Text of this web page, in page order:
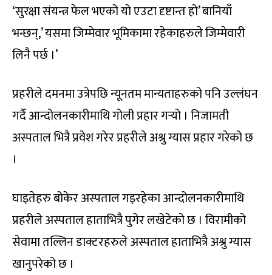
‘सुरक्षा संयन्त्र फेल भएको यो एउटा दृष्टान्त हो’ बानियाँ
भन्छन्,’ यसमा जिम्मेवार भूमिकामा रहेकाहरुले जिम्मेवारी
लिनै पर्छ ।’
प्रहरीले दमनमा उत्रेपछि न्यूनतम मान्यताहरुको पनि उल्लंघन
गर्दै आन्दोलनकारीमाथि गोली प्रहार गर्‍यो । निजामती
अस्पताल भित्रै प्रवेश गरेर प्रहरीले अश्रु ग्यास प्रहार गरेको छ
।
घाइतेहरु बोकेर अस्पताल गइरहेका आन्दोलनकारीमाथि
प्रहरीले अस्पताल हाताभित्रै पुगेर लखेटेको छ । विरामीको
सेवामा तल्लिन डाक्टरहरुले अस्पताल हाताभित्रै अश्रु ग्यास
खानुपरेको छ ।